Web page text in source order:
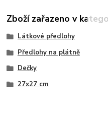
Zboží zařazeno v
Látkové předlohy
Předlohy na plátně
Dečky
27x27 cm